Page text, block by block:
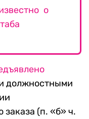
о
должностными
заказа (п. «б» ч.